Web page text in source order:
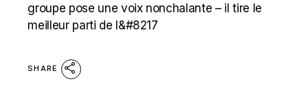
groupe pose une voix nonchalante – il tire le
meilleur parti de l&#8217
SHARE